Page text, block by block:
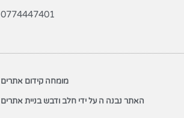
0774447401
מומחה קידום אתרים
האתר נבנה ה על ידי חלב ודבש בניית אתרים